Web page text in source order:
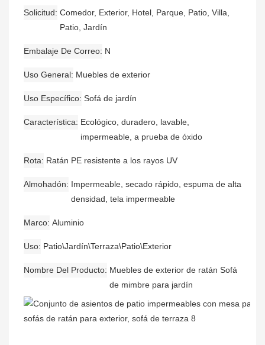
Solicitud Comedor, Exterior, Hotel, Parque, Patio, Villa,
Patio, Jardín
Embalaje De Correo N
Uso General Muebles de exterior
Uso Específico Sofá de jardín
Característica Ecológico, duradero, lavable,
impermeable, a prueba de óxido
Rota Ratán PE resistente a los rayos UV
Almohadón
Impermeable, secado rápido, espuma de alta
densidad, tela impermeable
Marco Aluminio
Uso Patio\Jardín\Terraza\Patio\Exterior
Nombre Del Producto Muebles de exterior de ratán Sofá
de mimbre para jardín